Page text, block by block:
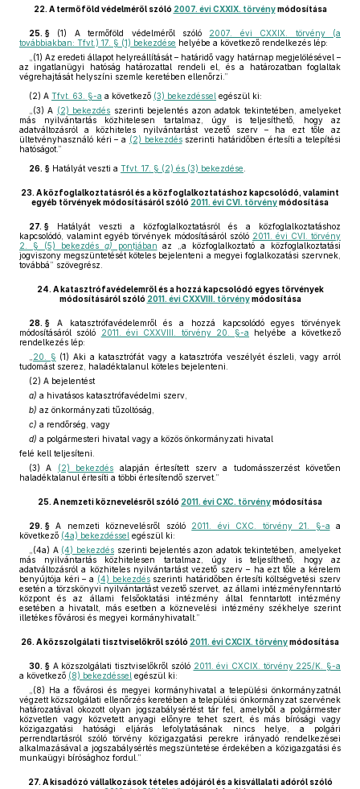
22. A termőföld védelméről szóló 2007. évi CXXIX. törvénymódosítása
25. § (1) A termőföld védelméről szóló 2007. évi CXXIX. törvény (a
továbbiakban: Tfvt.) 17. § (1) bekezdése helyébe a következő rendelkezés lép:
„(1) Az eredeti állapot helyreállítását – határidő vagy határnap megjelölésével –
az ingatlanügyi hatóság határozattal rendeli el, és a határozatban foglaltak
végrehajtását helyszíni szemle keretében ellenőrzi.”
(2) A Tfvt. 63. §-a a következő (3) bekezdéssel egészül ki:
„(3) A (2) bekezdés szerinti bejelentés azon adatok tekintetében, amelyeket
más nyilvántartás közhitelesen tartalmaz, úgy is teljesíthető, hogy az
adatváltozásról a közhiteles nyilvántartást vezető szerv – ha ezt tőle az
ültetvényhasználó kéri – a (2) bekezdésszerinti határidőben értesíti a telepítési
hatóságot.”
26. § Hatályát veszti a Tfvt. 17. § (2) és (3) bekezdése
23. A közfoglalkoztatásról és a közfoglalkoztatáshoz kapcsolódó, valamint
egyéb törvények módosításáról szóló 2011. évi CVI. törvénymódosítása
27. § Hatályát veszti a közfoglalkoztatásról és a közfoglalkoztatáshoz
kapcsolódó, valamint egyéb törvények módosításáról szóló 2011. évi CVI. törvény
2. § (5) bekezdés g) pontjában az „a közfoglalkoztató a közfoglalkoztatási
jogviszony megszüntetését köteles bejelenteni a megyei foglalkozatási szervnek,
továbbá” szövegrész.
24. A katasztrófavédelemről és a hozzá kapcsolódó egyes törvények
módosításáról szóló 2011. évi CXXVIII. törvénymódosítása
28. § A katasztrófavédelemről és a hozzá kapcsolódó egyes törvények
módosításáról szóló
2011. évi CXXVIII. törvény 20. §-a helyébe a következő
rendelkezés lép:
20. § (1) Aki a katasztrófát vagy a katasztrófa veszélyét észleli, vagy arról
tudomást szerez, haladéktalanul köteles bejelenteni.
(2) A bejelentést
a) a hivatásos katasztrófavédelmi szerv,
b) az önkormányzati tűzoltóság,
c) a rendőrség, vagy
d) a polgármesteri hivatal vagy a közös önkormányzati hivatal
felé kell teljesíteni.
(3) A (2) bekezdés alapján értesített szerv a tudomásszerzést követően
haladéktalanul értesíti a többi értesítendő szervet.”
25. A nemzeti köznevelésről szóló 2011. évi CXC. törvénymódosítása
29. § A nemzeti köznevelésről szóló 2011. évi CXC. törvény 21. §-a a
következő (4a) bekezdéssel egészül ki:
„(4a) A (4) bekezdés szerinti bejelentés azon adatok tekintetében, amelyeket
más nyilvántartás közhitelesen tartalmaz, úgy is teljesíthető, hogy az
adatváltozásról a közhiteles nyilvántartást vezető szerv – ha ezt tőle a kérelem
benyújtója kéri – a (4) bekezdésszerinti határidőben értesíti költségvetési szerv
esetén a törzskönyvi nyilvántartást vezető szervet, az állami intézményfenntartó
központ és az állami felsőoktatási intézmény által fenntartott intézmény
esetében a hivatalt, más esetben a köznevelési intézmény székhelye szerint
illetékes fővárosi és megyei kormányhivatalt.”
26. A közszolgálati tisztviselőkről szóló 2011. évi CXCIX. törvénymódosítása
30. § A közszolgálati tisztviselőkről szóló 2011. évi CXCIX. törvény 225/K. §-a
a következő (8) bekezdéssel egészül ki:
„(8) Ha a fővárosi és megyei kormányhivatal a települési önkormányzatnál
végzett közszolgálati ellenőrzés keretében a települési önkormányzat szervének
határozatával okozott olyan jogszabálysértést tár fel, amelyből a polgármester
közvetlen vagy közvetett anyagi előnyre tehet szert, és más bírósági vagy
közigazgatási hatósági eljárás lefolytatásának nincs helye, a polgári
perrendtartásról szóló törvény közigazgatási perekre irányadó rendelkezései
alkalmazásával a jogszabálysértés megszüntetése érdekében a közigazgatási és
munkaügyi bírósághoz fordul.”
27. A kisadózó vállalkozások tételes adójáról és a kisvállalati adóról szóló